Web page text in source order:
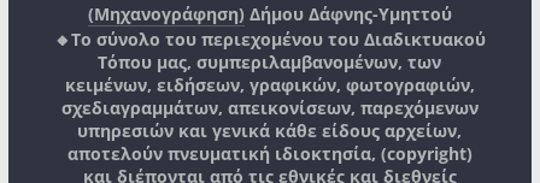
(Μηχανογράφηση) Δήμου Δάφνης-Υμηττού
🔸Το σύνολο του περιεχομένου του Διαδικτυακού
Τόπου μας, συμπεριλαμβανομένων, των
κειμένων, ειδήσεων, γραφικών, φωτογραφιών,
σχεδιαγραμμάτων, απεικονίσεων, παρεχόμενων
υπηρεσιών και γενικά κάθε είδους αρχείων,
αποτελούν πνευματική ιδιοκτησία, (copyright)
και διέπονται από τις εθνικές και διεθνείς